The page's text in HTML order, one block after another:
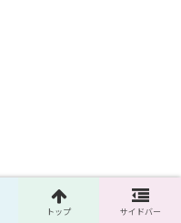
トップ サイドバー